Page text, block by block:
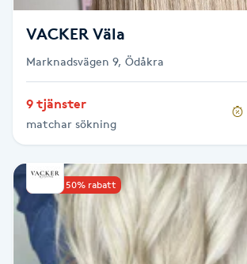
Föning
Gel naglar
Gelenaglar
Gellack
Gellack med förstärkning
Gravidmassage
VACKER Väla
Marknadsvägen 9, Ödåkra
9 tjänster
matchar sökning
Upp till 50% rabatt